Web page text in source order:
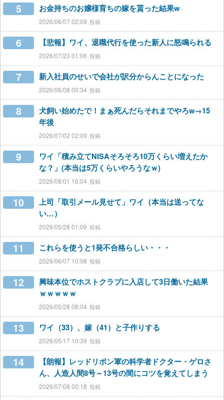
5 お金持ちのお嬢様育ちの嫁を貰った結果w
2026/06/07 02:09
6 【悲報】ワイ、退職代行を使った新人に怒鳴られる
2026/07/23 01:06
7 新入社員のせいで会社が訳分からんことになった
2026/06/08 00:34
8
犬飼い始めたで！まぁ死んだらそれまでやろw→15
年後
2026/07/02 02:09
9
ワイ「積み立てNISAそろそろ10万くらい増えたか
な？」(本当は5万くらいやろうなｗ)
2026/08/01 16:04
10
上司「取引メール見せて」ワイ（本当は送ってな
い…）
2026/05/28 01:09
11 これらを使うと1発不合格らしい・・・
2026/06/07 10:08
12
興味本位でホストクラブに入店して3日働いた結果
ｗｗｗｗｗ
2026/05/28 08:04
13 ワイ（33）、嫁（41）と子作りする
2026/05/17 10:39
14
【朗報】レッドリボン軍の科学者ドクター・ゲロさ
ん、人造人間8号～13号の間にコツを覚えてしまう
2026/07/08 00:18